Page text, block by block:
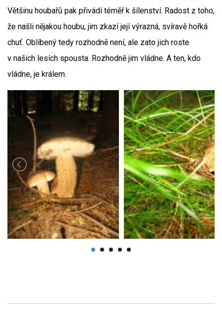
Většinu houbařů pak přivádí téměř k šílenství. Radost z toho,
že našli nějakou houbu, jim zkazí její výrazná, svíravě hořká
chuť. Oblíbený tedy rozhodně není, ale zato jich roste
v našich lesích spousta. Rozhodně jim vládne. A ten, kdo
vládne, je králem.